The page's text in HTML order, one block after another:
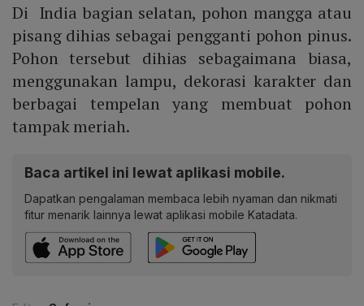
Di India bagian selatan, pohon mangga atau
pisang dihias sebagai pengganti pohon pinus.
Pohon tersebut dihias sebagaimana biasa,
menggunakan lampu, dekorasi karakter dan
berbagai tempelan yang membuat pohon
tampak meriah.
Baca artikel ini lewat aplikasi mobile.
Dapatkan pengalaman membaca lebih nyaman dan nikmati
fitur menarik lainnya lewat aplikasi mobile Katadata.